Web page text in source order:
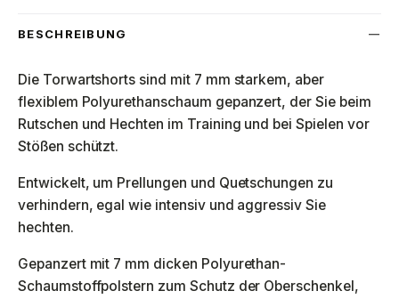
BESCHREIBUNG
Die Torwartshorts sind mit 7 mm starkem, aber
flexiblem Polyurethanschaum gepanzert, der Sie beim
Rutschen und Hechten im Training und bei Spielen vor
Stößen schützt.
Entwickelt, um Prellungen und Quetschungen zu
verhindern, egal wie intensiv und aggressiv Sie
hechten.
Gepanzert mit 7 mm dicken Polyurethan-
Schaumstoffpolstern zum Schutz der Oberschenkel,